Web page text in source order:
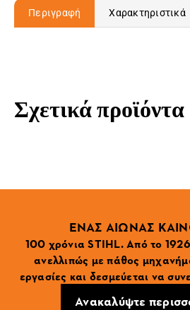
Περιγραφή Χαρακτηριστικά
Σχετικά προϊόντα
ΕΝΑΣ ΑΙΩΝΑΣ
100 χρόνια STIHL. Από το
ανελλιπώς με πάθος
εργασίες και δεσμεύεται να
Ανακαλύψτε